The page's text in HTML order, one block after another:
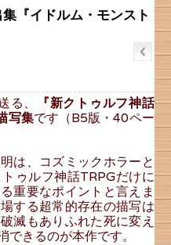
『イドルム・モンスト
る、
『新クトゥルフ神話
写集です（B5版・40ペー
は、コズミックホラーと
ゥルフ神話TRPGだけに
重要なポイントと言えま
する超常的存在の描写は
滅もありふれた死に変え
きるのが本作です。